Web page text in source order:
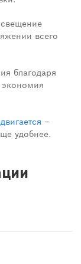
всего
благодаря
экономия
–
удобнее.